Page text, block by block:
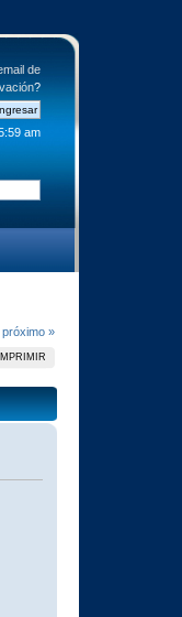
de
?
am
próximo »
IMPRIMIR